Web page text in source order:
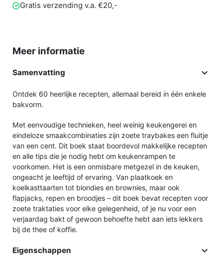
Gratis verzending v.a. €20,-
Meer informatie
Samenvatting 
Ontdek 60 heerlijke recepten, allemaal bereid in één enkele
bakvorm.
Met eenvoudige technieken, heel weinig keukengerei en
eindeloze smaakcombinaties zijn zoete traybakes een fluitje
van een cent. Dit boek staat boordevol makkelijke recepten
en alle tips die je nodig hebt om keukenrampen te
voorkomen. Het is een onmisbare metgezel in de keuken,
ongeacht je leeftijd of ervaring. Van plaatkoek en
koelkasttaarten tot blondies en brownies, maar ook
flapjacks, repen en broodjes – dit boek bevat recepten voor
zoete traktaties voor elke gelegenheid, of je nu voor een
verjaardag bakt of gewoon behoefte hebt aan iets lekkers
bij de thee of koffie.
Eigenschappen 